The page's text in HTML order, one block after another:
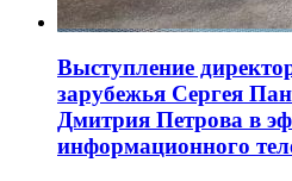
Выступление
зарубежья Сергея
Дмитрия Петрова в
информационного